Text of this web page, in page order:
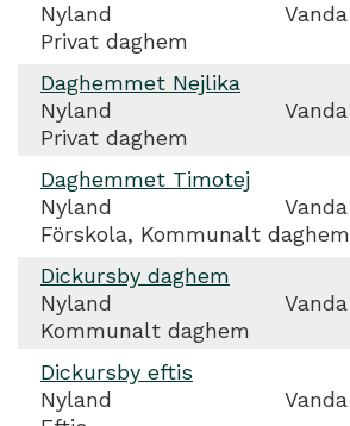
Nyland
Vanda
Privat daghem
Daghemmet Nejlika
Nyland
Vanda
Privat daghem
Daghemmet Timotej
Nyland
Vanda
Förskola, Kommunalt daghem
Dickursby daghem
Nyland
Vanda
Kommunalt daghem
Dickursby eftis
Nyland
Vanda